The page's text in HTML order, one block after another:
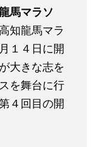
馬マラソ
知龍馬マラ
１４日に開
大きな志を
を舞台に行
４回目の開